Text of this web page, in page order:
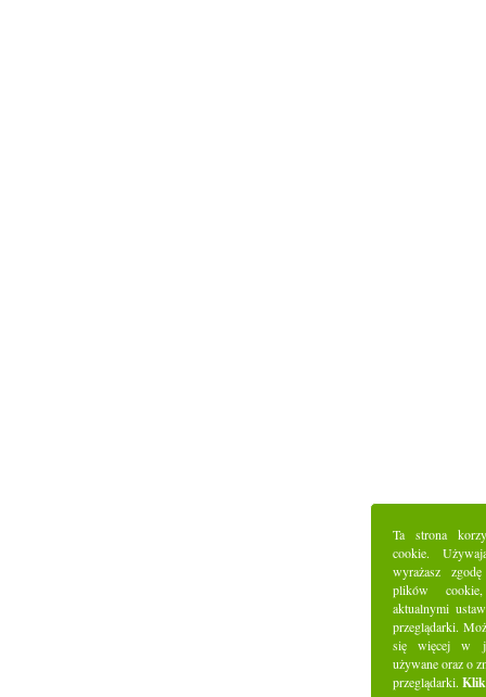
Ta strona
cookie.
wyrażasz
plików
aktualnymi
przeglądarki.
się więcej w
używane oraz o
przeglądarki.